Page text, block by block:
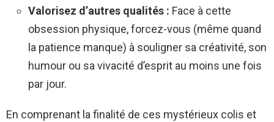
Valorisez d’autres qualités : Face à cette
obsession physique, forcez-vous (même quand
la patience manque) à souligner sa créativité, son
humour ou sa vivacité d’esprit au moins une fois
par jour.
En comprenant la finalité de ces mystérieux colis et